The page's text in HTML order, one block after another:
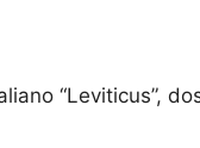
“Leviticus”,